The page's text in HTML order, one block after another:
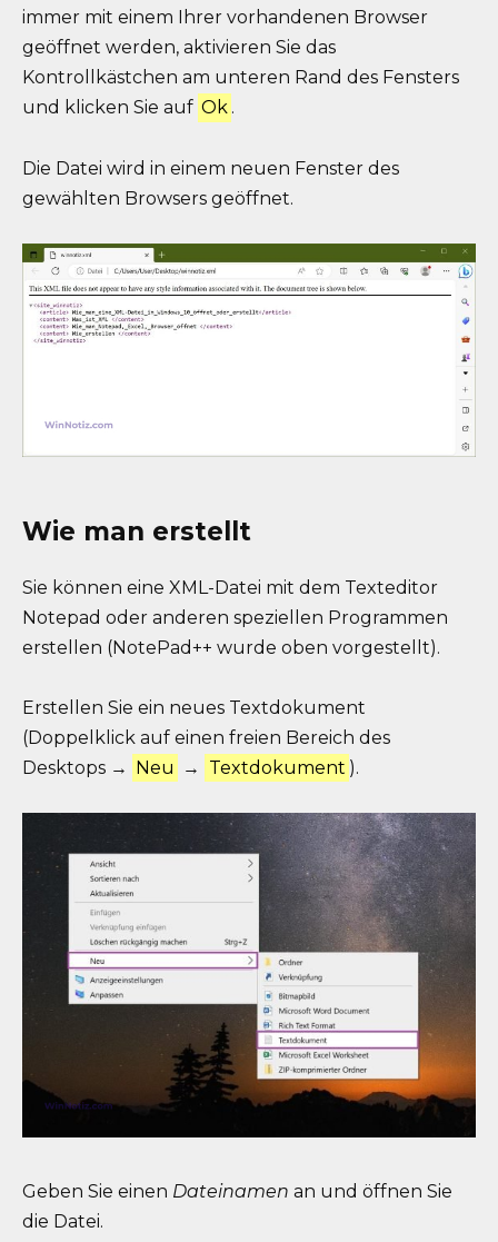
immer mit einem Ihrer vorhandenen Browser
geöffnet werden, aktivieren Sie das
Kontrollkästchen am unteren Rand des Fensters
und klicken Sie auf Ok .
Die Datei wird in einem neuen Fenster des
gewählten Browsers geöffnet.
Wie man erstellt
Sie können eine XML-Datei mit dem Texteditor
Notepad oder anderen speziellen Programmen
erstellen (NotePad++ wurde oben vorgestellt).
Erstellen Sie ein neues Textdokument
(Doppelklick auf einen freien Bereich des
Desktops → Neu → Textdokument ).
Geben Sie einen Dateinamen an und öffnen Sie
die Datei.